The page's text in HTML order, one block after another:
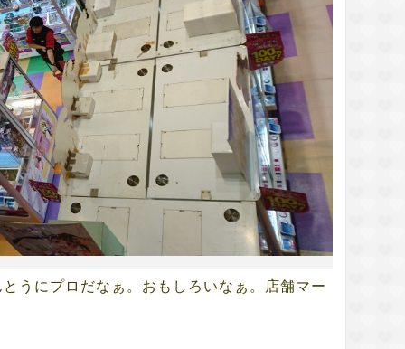
うにプロだなぁ。おもしろいなぁ。店舗マー